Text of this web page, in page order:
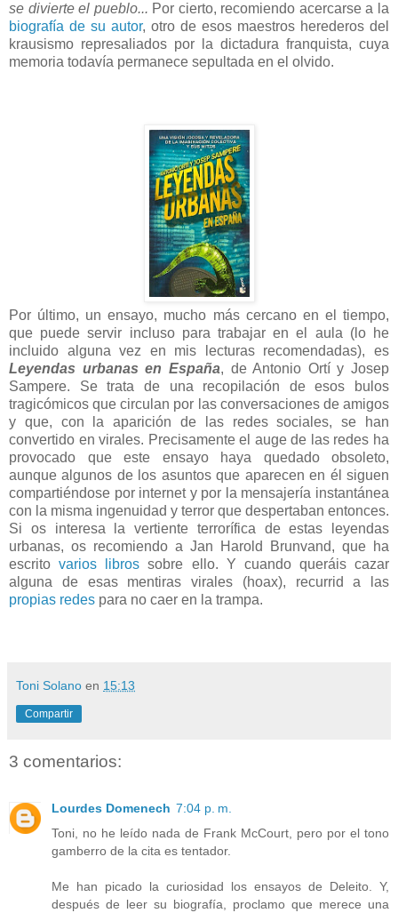
se divierte el pueblo... Por cierto, recomiendo acercarse a la
biografía de su autor, otro de esos maestros herederos del
krausismo represaliados por la dictadura franquista, cuya
memoria todavía permanece sepultada en el olvido.
Por último, un ensayo, mucho más cercano en el tiempo,
que puede servir incluso para trabajar en el aula (lo he
incluido alguna vez en mis lecturas recomendadas), es
Leyendas urbanas en España, de Antonio Ortí y Josep
Sampere. Se trata de una recopilación de esos bulos
tragicómicos que circulan por las conversaciones de amigos
y que, con la aparición de las redes sociales, se han
convertido en virales. Precisamente el auge de las redes ha
provocado que este ensayo haya quedado obsoleto,
aunque algunos de los asuntos que aparecen en él siguen
compartiéndose por internet y por la mensajería instantánea
con la misma ingenuidad y terror que despertaban entonces.
Si os interesa la vertiente terrorífica de estas leyendas
urbanas, os recomiendo a Jan Harold Brunvand, que ha
escritovarios libros sobre ello. Y cuando queráis cazar
alguna de esas mentiras virales (hoax), recurrid a las
propias redes para no caer en la trampa.
Toni Solano en 15:13
Compartir
3 comentarios:
Lourdes Domenech 7:04 p. m.
Toni, no he leído nada de Frank McCourt, pero por el tono
gamberro de la cita es tentador.
Me han picado la curiosidad los ensayos de Deleito. Y,
después de leer su biografía, proclamo que merece una